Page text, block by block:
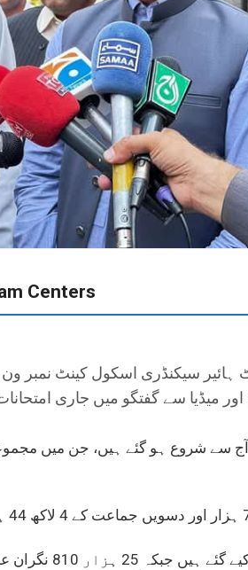
Centers
سیکنڈری اسکول کینٹ نمبر
صوبے بھر میں 3